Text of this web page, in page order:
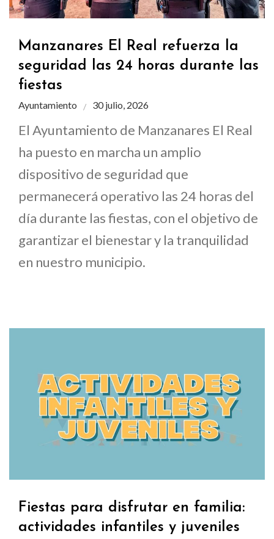
Manzanares El Real refuerza la
seguridad las 24 horas durante las
fiestas
Ayuntamiento 30 julio, 2026
El Ayuntamiento de Manzanares El Real
ha puesto en marcha un amplio
dispositivo de seguridad que
permanecerá operativo las 24 horas del
día durante las fiestas, con el objetivo de
garantizar el bienestar y la tranquilidad
en nuestro municipio.
Fiestas para disfrutar en familia:
actividades infantiles y juveniles